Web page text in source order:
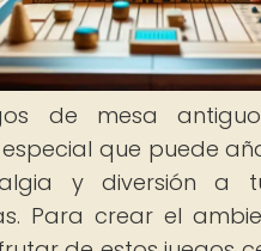
de mesa
que puede
y diversión a
Para crear el